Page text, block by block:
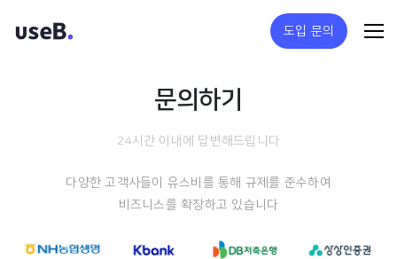
도입 문의
문의하기
24시간 이내에 답변해드립니다
다양한 고객사들이 유스비를 통해 규제를 준수하여
비즈니스를 확장하고 있습니다